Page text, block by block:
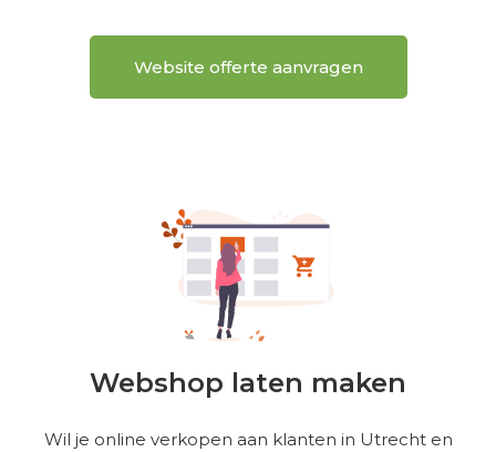
Website offerte aanvragen
Webshop laten maken
Wil je online verkopen aan klanten in Utrecht en